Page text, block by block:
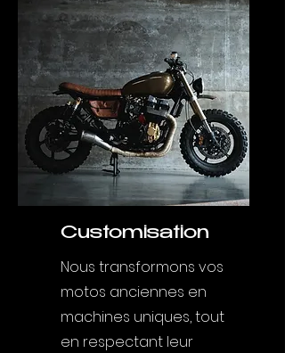
Customisation
Nous transformons vos
motos anciennes en
machines uniques, tout
en respectant leur